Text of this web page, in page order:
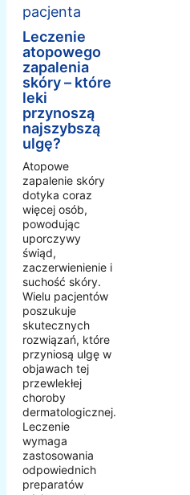
Leczenie
atopowego
zapalenia
skóry – które
leki
przynoszą
najszybszą
ulgę?
Atopowe
zapalenie skóry
dotyka coraz
więcej osób,
powodując
uporczywy
świąd,
zaczerwienienie i
suchość skóry.
Wielu pacjentów
poszukuje
skutecznych
rozwiązań, które
przyniosą ulgę w
objawach tej
przewlekłej
choroby
dermatologicznej.
Leczenie
wymaga
zastosowania
odpowiednich
preparatów